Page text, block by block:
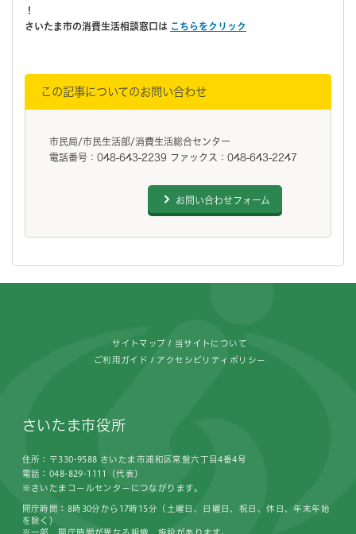
！
さいたま市の消費生活相談窓口は こちらをクリック
この記事についてのお問い合わせ
市民局/市民生活部/消費生活総合センター
電話番号：048-643-2239 ファックス：048-643-2247
お問い合わせフォーム
サイトマップ 当サイトについて
ご利用ガイド アクセシビリティポリシー
さいたま市役所
住所：〒330-9588 さいたま市浦和区常盤六丁目4番4号
電話：048-829-1111（代表）
※さいたまコールセンターにつながります。
開庁時間：8時30分から17時15分（土曜日、日曜日、祝日、休日、年末年始
を除く）
※一部、開庁時間が異なる組織、施設があります。